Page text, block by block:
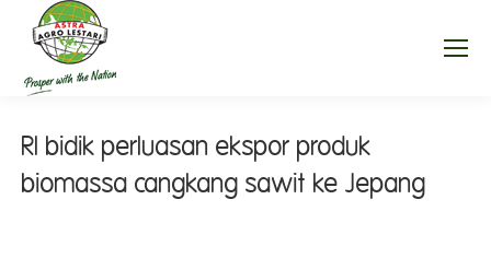
RI bidik perluasan ekspor produk
biomassa cangkang sawit ke Jepang